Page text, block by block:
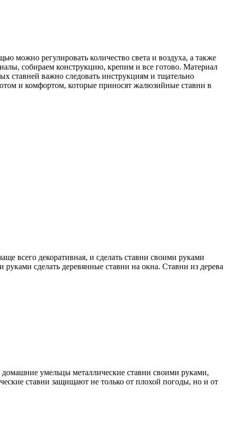
можно регулировать количество света и воздуха, а также
собираем конструкцию, крепим и все готово. Материал
ставней важно следовать инструкциям и тщательно
и комфортом, которые приносят жалюзийные ставни в
всего декоративная, и сделать ставни своими руками
сделать деревянные ставни на окна. Ставни из дерева
домашние умельцы металлические ставни своими руками,
ставни защищают не только от плохой погоды, но и от